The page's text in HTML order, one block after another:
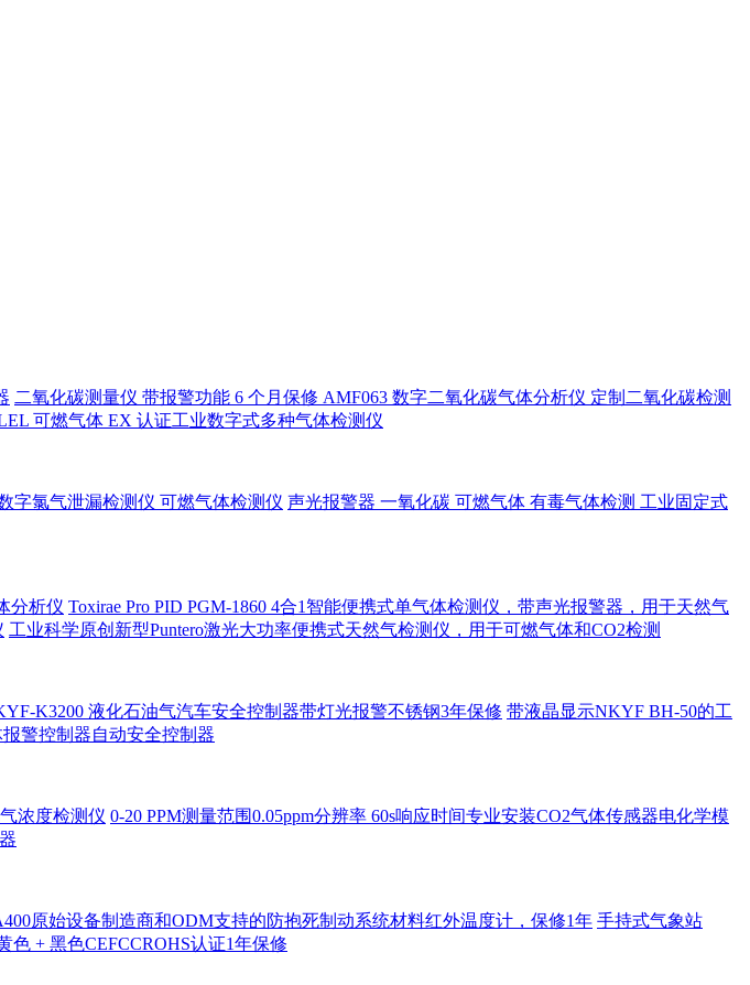
二氧化碳测量仪 带报警功能 6 个月保修 AMF063 数字二氧化碳气体分析仪 定制二氧化碳检测
可燃气体 EX 认证工业数字式多种气体检测仪
字氯气泄漏检测仪 可燃气体检测仪 声光报警器 一氧化碳 可燃气体 有毒气体检测 工业固定式
分析仪 Toxirae Pro PID PGM-1860 4合1智能便携式单气体检测仪，带声光报警器，用于天然气
工业科学原创新型Puntero激光大功率便携式天然气检测仪，用于可燃气体和CO2检测
K3200 液化石油气汽车安全控制器带灯光报警不锈钢3年保修 带液晶显示NKYF BH-50的工
警控制器自动安全控制器
浓度检测仪 0-20 PPM测量范围0.05ppm分辨率 60s响应时间专业安装CO2气体传感器电化学模
原始设备制造商和ODM支持的防抱死制动系统材料红外温度计，保修1年 手持式气象站
+ 黑色CEFCCROHS认证1年保修